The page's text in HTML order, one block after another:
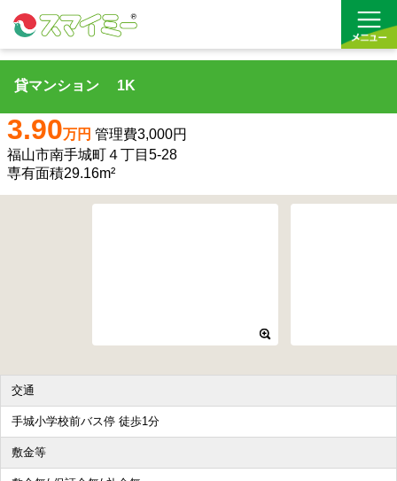
買う
貸マンション 1K
3.90万円 管理費3,000円
福山市南手城町４丁目5-28
専有面積29.16m²
交通
手城小学校前バス停 徒歩1分
敷金等